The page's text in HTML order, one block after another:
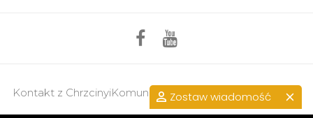
Zostaw wiadomość
Kontakt z ChrzcinyiKomunie.pl >>przejdź do kontaktu.